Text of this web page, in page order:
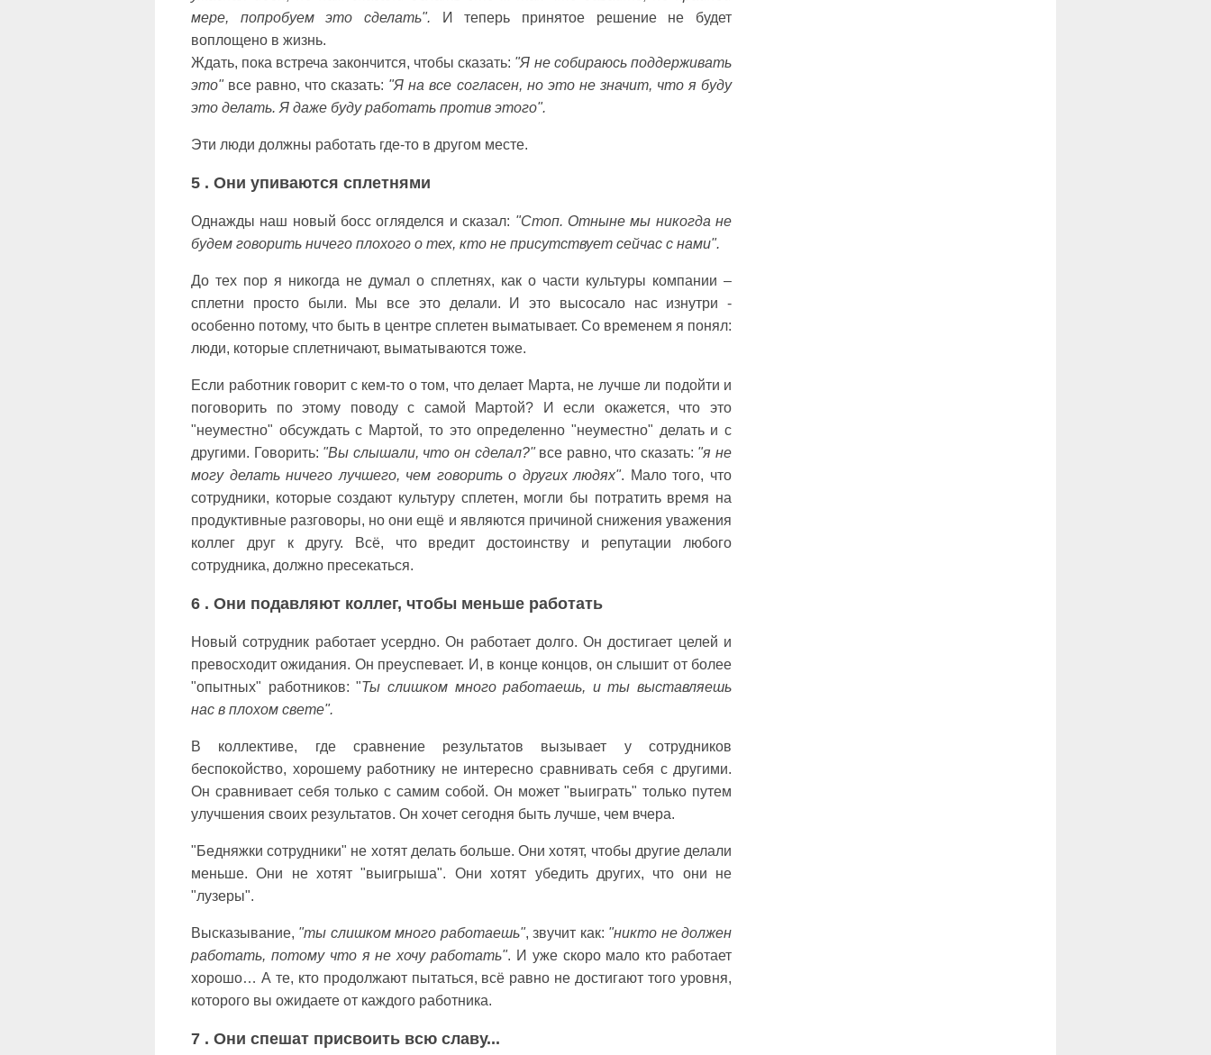
мере, попробуем это сделать".
И теперь принятое решение не будет
воплощено в жизнь.
Ждать, пока встреча закончится, чтобы сказать: "Я не собираюсь поддерживать
это"все равно, что сказать: "Я на все согласен, но это не значит, что я буду
это делать. Я даже буду работать против этого".
Эти люди должны работать где-то в другом месте.
5 . Они упиваются сплетнями
Однажды наш новый босс огляделся и сказал: "Стоп. Отныне мы никогда не
будем говорить ничего плохого о тех, кто не присутствует сейчас с нами".
До тех пор я никогда не думал о сплетнях, как о части культуры компании –
сплетни просто были. Мы все это делали. И это высосало нас изнутри -
особенно потому, что быть в центре сплетен выматывает. Со временем я понял:
люди, которые сплетничают, выматываются тоже.
Если работник говорит с кем-то о том, что делает Марта, не лучше ли подойти и
поговорить по этому поводу с самой Мартой? И если окажется, что это
"неуместно" обсуждать с Мартой, то это определенно "неуместно" делать и с
другими. Говорить: "Вы слышали, что он сделал?"все равно, что сказать: "я не
могу делать ничего лучшего, чем говорить о других людях". Мало того, что
сотрудники, которые создают культуру сплетен, могли бы потратить время на
продуктивные разговоры, но они ещё и являются причиной снижения уважения
коллег друг к другу. Всё, что вредит достоинству и репутации любого
сотрудника, должно пресекаться.
6 . Они подавляют коллег, чтобы меньше работать
Новый сотрудник работает усердно. Он работает долго. Он достигает целей и
превосходит ожидания. Он преуспевает. И, в конце концов, он слышит от более
"опытных" работников: "Ты слишком много работаешь, и ты выставляешь
нас в плохом свете".
В коллективе, где сравнение результатов вызывает у сотрудников
беспокойство, хорошему работнику не интересно сравнивать себя с другими.
Он сравнивает себя только с самим собой. Он может "выиграть" только путем
улучшения своих результатов. Он хочет сегодня быть лучше, чем вчера.
"Бедняжки сотрудники" не хотят делать больше. Они хотят, чтобы другие делали
меньше. Они не хотят "выигрыша". Они хотят убедить других, что они не
"лузеры".
Высказывание, "ты слишком много работаешь", звучит как: "никто не должен
работать, потому что я не хочу работать". И уже скоро мало кто работает
хорошо… А те, кто продолжают пытаться, всё равно не достигают того уровня,
которого вы ожидаете от каждого работника.
7 . Они спешат присвоить всю славу...